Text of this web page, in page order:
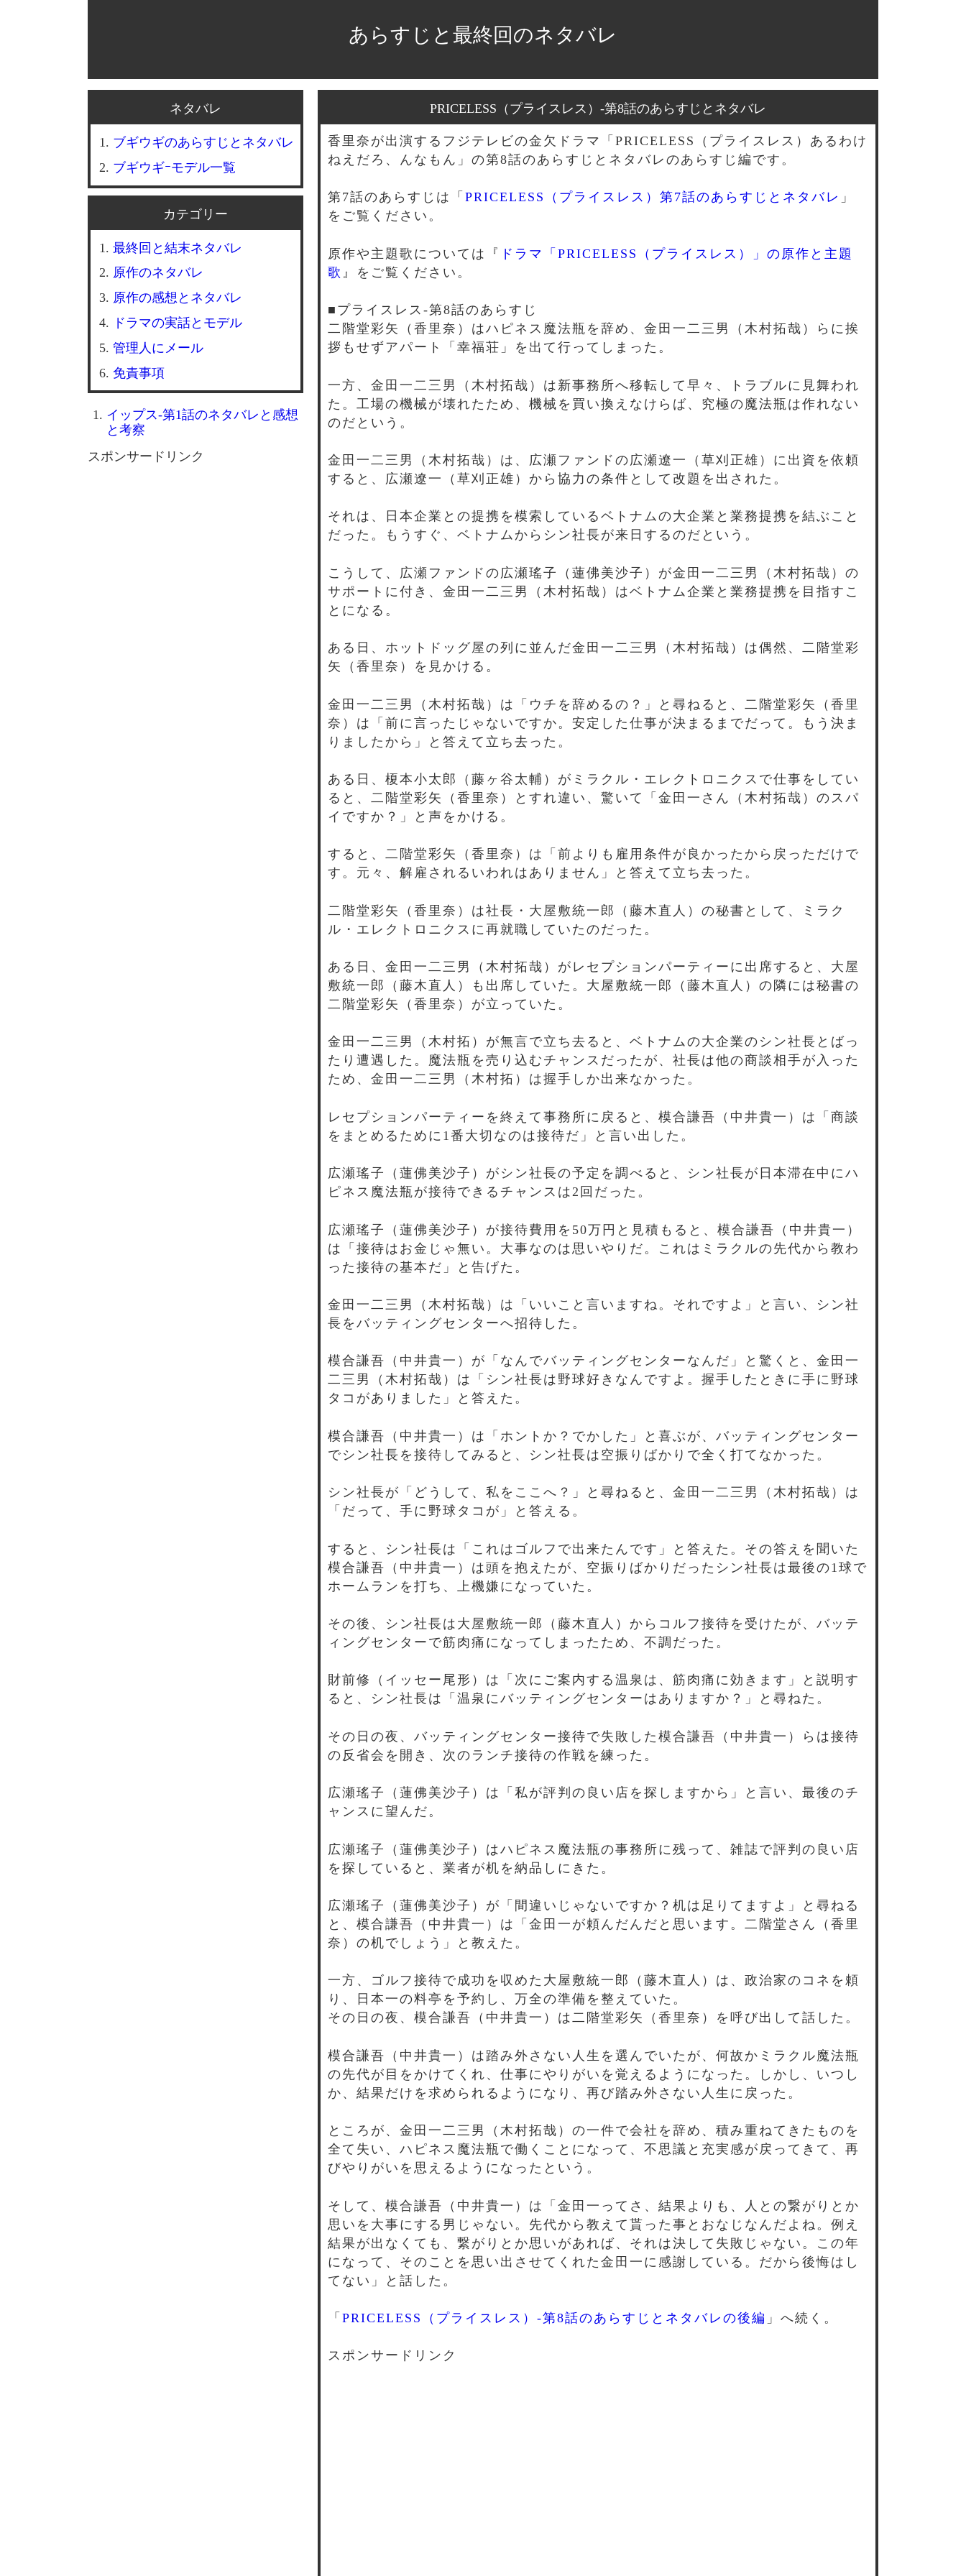
あらすじと最終回のネタバレ
PRICELESS（プライスレス）-第8話のあらすじとネタバレ
香里奈が出演するフジテレビの金欠ドラマ「PRICELESS（プライスレス）あるわけ
ねえだろ、んなもん」の第8話のあらすじとネタバレのあらすじ編です。
第7話のあらすじは「 PRICELESS（プライスレス）第7話のあらすじとネタバレ 」
をご覧ください。
原作や主題歌については『 ドラマ「PRICELESS（プライスレス）」の原作と主題
歌 』をご覧ください。
■プライスレス-第8話のあらすじ
二階堂彩矢（香里奈）はハピネス魔法瓶を辞め、金田一二三男（木村拓哉）らに挨
拶もせずアパート「幸福荘」を出て行ってしまった。
一方、金田一二三男（木村拓哉）は新事務所へ移転して早々、トラブルに見舞われ
た。工場の機械が壊れたため、機械を買い換えなけらば、究極の魔法瓶は作れない
のだという。
金田一二三男（木村拓哉）は、広瀬ファンドの広瀬遼一（草刈正雄）に出資を依頼
すると、広瀬遼一（草刈正雄）から協力の条件として改題を出された。
それは、日本企業との提携を模索しているベトナムの大企業と業務提携を結ぶこと
だった。もうすぐ、ベトナムからシン社長が来日するのだという。
こうして、広瀬ファンドの広瀬瑤子（蓮佛美沙子）が金田一二三男（木村拓哉）の
サポートに付き、金田一二三男（木村拓哉）はベトナム企業と業務提携を目指すこ
とになる。
ある日、ホットドッグ屋の列に並んだ金田一二三男（木村拓哉）は偶然、二階堂彩
矢（香里奈）を見かける。
金田一二三男（木村拓哉）は「ウチを辞めるの？」と尋ねると、二階堂彩矢（香里
奈）は「前に言ったじゃないですか。安定した仕事が決まるまでだって。もう決ま
りましたから」と答えて立ち去った。
ある日、榎本小太郎（藤ヶ谷太輔）がミラクル・エレクトロニクスで仕事をしてい
ると、二階堂彩矢（香里奈）とすれ違い、驚いて「金田一さん（木村拓哉）のスパ
イですか？」と声をかける。
すると、二階堂彩矢（香里奈）は「前よりも雇用条件が良かったから戻っただけで
す。元々、解雇されるいわれはありません」と答えて立ち去った。
二階堂彩矢（香里奈）は社長・大屋敷統一郎（藤木直人）の秘書として、ミラク
ル・エレクトロニクスに再就職していたのだった。
ある日、金田一二三男（木村拓哉）がレセプションパーティーに出席すると、大屋
敷統一郎（藤木直人）も出席していた。大屋敷統一郎（藤木直人）の隣には秘書の
二階堂彩矢（香里奈）が立っていた。
金田一二三男（木村拓）が無言で立ち去ると、ベトナムの大企業のシン社長とばっ
たり遭遇した。魔法瓶を売り込むチャンスだったが、社長は他の商談相手が入った
ため、金田一二三男（木村拓）は握手しか出来なかった。
レセプションパーティーを終えて事務所に戻ると、模合謙吾（中井貴一）は「商談
をまとめるために1番大切なのは接待だ」と言い出した。
広瀬瑤子（蓮佛美沙子）がシン社長の予定を調べると、シン社長が日本滞在中にハ
ピネス魔法瓶が接待できるチャンスは2回だった。
広瀬瑤子（蓮佛美沙子）が接待費用を50万円と見積もると、模合謙吾（中井貴一）
は「接待はお金じゃ無い。大事なのは思いやりだ。これはミラクルの先代から教わ
った接待の基本だ」と告げた。
金田一二三男（木村拓哉）は「いいこと言いますね。それですよ」と言い、シン社
長をバッティングセンターへ招待した。
模合謙吾（中井貴一）が「なんでバッティングセンターなんだ」と驚くと、金田一
二三男（木村拓哉）は「シン社長は野球好きなんですよ。握手したときに手に野球
タコがありました」と答えた。
模合謙吾（中井貴一）は「ホントか？でかした」と喜ぶが、バッティングセンター
でシン社長を接待してみると、シン社長は空振りばかりで全く打てなかった。
シン社長が「どうして、私をここへ？」と尋ねると、金田一二三男（木村拓哉）は
「だって、手に野球タコが」と答える。
すると、シン社長は「これはゴルフで出来たんです」と答えた。その答えを聞いた
模合謙吾（中井貴一）は頭を抱えたが、空振りばかりだったシン社長は最後の1球で
ホームランを打ち、上機嫌になっていた。
その後、シン社長は大屋敷統一郎（藤木直人）からコルフ接待を受けたが、バッテ
ィングセンターで筋肉痛になってしまったため、不調だった。
財前修（イッセー尾形）は「次にご案内する温泉は、筋肉痛に効きます」と説明す
ると、シン社長は「温泉にバッティングセンターはありますか？」と尋ねた。
その日の夜、バッティングセンター接待で失敗した模合謙吾（中井貴一）らは接待
の反省会を開き、次のランチ接待の作戦を練った。
広瀬瑤子（蓮佛美沙子）は「私が評判の良い店を探しますから」と言い、最後のチ
ャンスに望んだ。
広瀬瑤子（蓮佛美沙子）はハピネス魔法瓶の事務所に残って、雑誌で評判の良い店
を探していると、業者が机を納品しにきた。
広瀬瑤子（蓮佛美沙子）が「間違いじゃないですか？机は足りてますよ」と尋ねる
と、模合謙吾（中井貴一）は「金田一が頼んだんだと思います。二階堂さん（香里
奈）の机でしょう」と教えた。
一方、ゴルフ接待で成功を収めた大屋敷統一郎（藤木直人）は、政治家のコネを頼
り、日本一の料亭を予約し、万全の準備を整えていた。
その日の夜、模合謙吾（中井貴一）は二階堂彩矢（香里奈）を呼び出して話した。
模合謙吾（中井貴一）は踏み外さない人生を選んでいたが、何故かミラクル魔法瓶
の先代が目をかけてくれ、仕事にやりがいを覚えるようになった。しかし、いつし
か、結果だけを求められるようになり、再び踏み外さない人生に戻った。
ところが、金田一二三男（木村拓哉）の一件で会社を辞め、積み重ねてきたものを
全て失い、ハピネス魔法瓶で働くことになって、不思議と充実感が戻ってきて、再
びやりがいを思えるようになったという。
そして、模合謙吾（中井貴一）は「金田一ってさ、結果よりも、人との繋がりとか
思いを大事にする男じゃない。先代から教えて貰った事とおなじなんだよね。例え
結果が出なくても、繋がりとか思いがあれば、それは決して失敗じゃない。この年
になって、そのことを思い出させてくれた金田一に感謝している。だから後悔はし
てない」と話した。
「 PRICELESS（プライスレス）-第8話のあらすじとネタバレの後編 」へ続く。
スポンサードリンク
ネタバレ
ブギウギのあらすじとネタバレ
ブギウギｰモデル一覧
カテゴリー
最終回と結末ネタバレ
原作のネタバレ
原作の感想とネタバレ
ドラマの実話とモデル
管理人にメール
免責事項
イップス-第1話のネタバレと感想
と考察
スポンサードリンク